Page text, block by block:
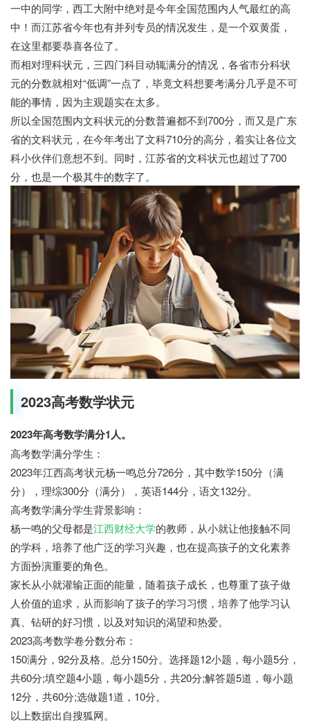
一中的同学，西工大附中绝对是今年全国范围内人气最红的高
中！而江苏省今年也有并列专员的情况发生，是一个双黄蛋，
在这里都要恭喜各位了。
而相对理科状元，三四门科目动辄满分的情况，各省市分科状
元的分数就相对“低调”一点了，毕竟文科想要考满分几乎是不可
能的事情，因为主观题实在太多。
所以全国范围内文科状元的分数普遍都不到700分，而又是广东
省的文科状元，在今年考出了文科710分的高分，着实让各位文
科小伙伴们意想不到。同时，江苏省的文科状元也超过了700
分，也是一个极其牛的数字了。
2023高考数学状元
2023年高考数学满分1人。
高考数学满分学生：
2023年江西高考状元杨一鸣总分726分，其中数学150分（满
分），理综300分（满分），英语144分，语文132分。
高考数学满分学生背景影响：
杨一鸣的父母都是江西财经大学的教师，从小就让他接触不同
的学科，培养了他广泛的学习兴趣，也在提高孩子的文化素养
方面扮演重要的角色。
家长从小就灌输正面的能量，随着孩子成长，也尊重了孩子做
人价值的追求，从而影响了孩子的学习习惯，培养了他学习认
真、钻研的好习惯，以及对知识的渴望和热爱。
2023高考数学卷分数分布：
150满分，92分及格。总分150分。选择题12小题，每小题5分，
共60分;填空题4小题，每小题5分，共20分;解答题5道，每小题
12分，共60分;选做题1道，10分。
以上数据出自搜狐网。